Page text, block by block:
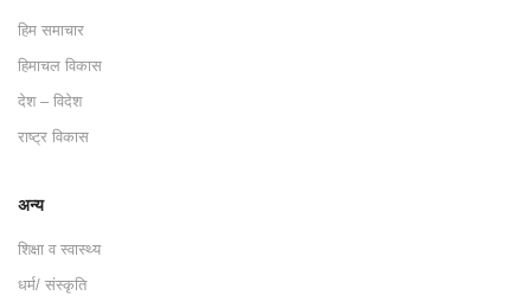
हिम समाचार
हिमाचल विकास
देश – विदेश
राष्ट्र विकास
अन्य
शिक्षा व स्वास्थ्य
धर्म/ संस्कृति